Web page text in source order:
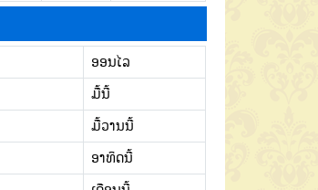
ອອນໄລ
ມື້ນີ້
ມື້ວານນີ້
ອາທິດນີ້